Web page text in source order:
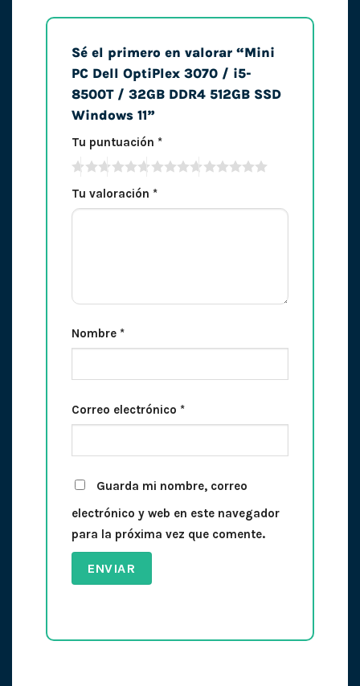
Sé el primero en valorar “Mini
PC Dell OptiPlex 3070 / i5-
8500T / 32GB DDR4 512GB SSD
Windows 11”
Tu puntuación *
Tu valoración *
Nombre *
Correo electrónico *
Guarda mi nombre, correo
electrónico y web en este navegador
para la próxima vez que comente.